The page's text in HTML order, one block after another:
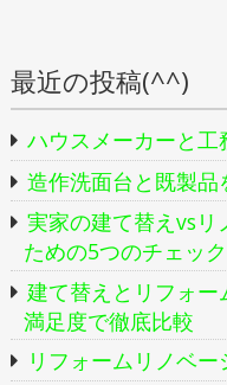
最近の投稿(^^)
ハウスメーカーと
造作洗面台と既製品
実家の建て替えvs
ための5つのチェッ
建て替えとリフォー
満足度で徹底比較
リフォームリノベ